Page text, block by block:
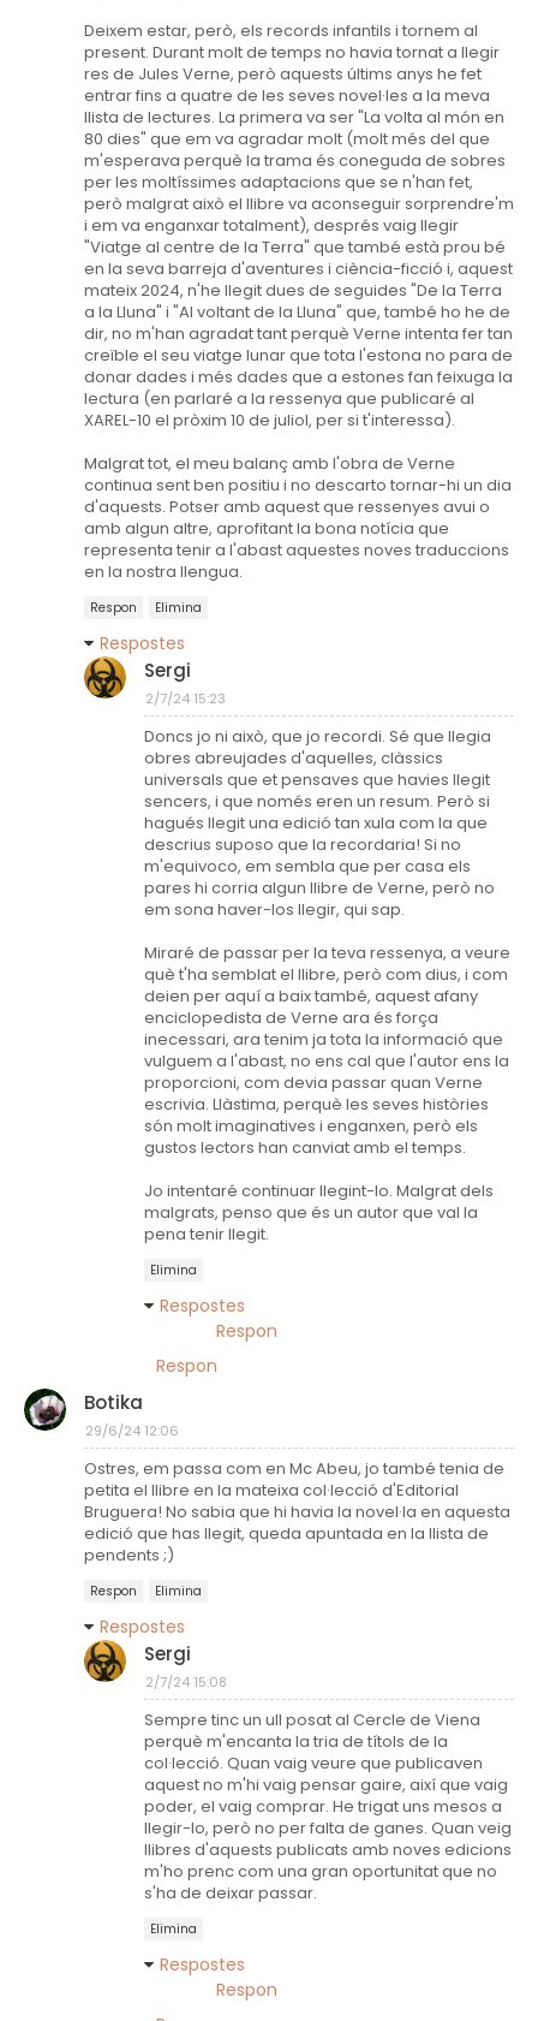
Deixem estar, però, els records infantils i tornem al
present. Durant molt de temps no havia tornat a llegir
res de Jules Verne, però aquests últims anys he fet
entrar fins a quatre de les seves novel·les a la meva
llista de lectures. La primera va ser "La volta al món en
80 dies" que em va agradar molt (molt més del que
m'esperava perquè la trama és coneguda de sobres
per les moltíssimes adaptacions que se n'han fet,
però malgrat això el llibre va aconseguir sorprendre'm
i em va enganxar totalment), després vaig llegir
"Viatge al centre de la Terra" que també està prou bé
en la seva barreja d'aventures i ciència-ficció i, aquest
mateix 2024, n'he llegit dues de seguides "De la Terra
a la Lluna" i "Al voltant de la Lluna" que, també ho he de
dir, no m'han agradat tant perquè Verne intenta fer tan
creïble el seu viatge lunar que tota l'estona no para de
donar dades i més dades que a estones fan feixuga la
lectura (en parlaré a la ressenya que publicaré al
XAREL-10 el pròxim 10 de juliol, per si t'interessa).
Malgrat tot, el meu balanç amb l'obra de Verne
continua sent ben positiu i no descarto tornar-hi un dia
d'aquests. Potser amb aquest que ressenyes avui o
amb algun altre, aprofitant la bona notícia que
representa tenir a l'abast aquestes noves traduccions
en la nostra llengua.
Respon Elimina
Respostes
Sergi
2/7/24 15:23
Doncs jo ni això, que jo recordi. Sé que llegia
obres abreujades d'aquelles, clàssics
universals que et pensaves que havies llegit
sencers, i que només eren un resum. Però si
hagués llegit una edició tan xula com la que
descrius suposo que la recordaria! Si no
m'equivoco, em sembla que per casa els
pares hi corria algun llibre de Verne, però no
em sona haver-los llegir, qui sap.
Miraré de passar per la teva ressenya, a veure
què t'ha semblat el llibre, però com dius, i com
deien per aquí a baix també, aquest afany
enciclopedista de Verne ara és força
inecessari, ara tenim ja tota la informació que
vulguem a l'abast, no ens cal que l'autor ens la
proporcioni, com devia passar quan Verne
escrivia. Llàstima, perquè les seves històries
són molt imaginatives i enganxen, però els
gustos lectors han canviat amb el temps.
Jo intentaré continuar llegint-lo. Malgrat dels
malgrats, penso que és un autor que val la
pena tenir llegit.
Elimina
Respostes
Respon
Respon
Botika
29/6/24 12:06
Ostres, em passa com en Mc Abeu, jo també tenia de
petita el llibre en la mateixa col·lecció d'Editorial
Bruguera! No sabia que hi havia la novel·la en aquesta
edició que has llegit, queda apuntada en la llista de
pendents ;)
Respon Elimina
Respostes
Sergi
2/7/24 15:08
Sempre tinc un ull posat al Cercle de Viena
perquè m'encanta la tria de títols de la
col·lecció. Quan vaig veure que publicaven
aquest no m'hi vaig pensar gaire, així que vaig
poder, el vaig comprar. He trigat uns mesos a
llegir-lo, però no per falta de ganes. Quan veig
llibres d'aquests publicats amb noves edicions
m'ho prenc com una gran oportunitat que no
s'ha de deixar passar.
Elimina
Respostes
Respon